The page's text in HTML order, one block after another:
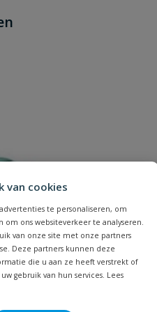
van cookies
te personaliseren, om
ons websiteverkeer te analyseren.
van onze site met onze partners
Deze partners kunnen deze
die u aan ze heeft verstrekt of
gebruik van hun services. Lees